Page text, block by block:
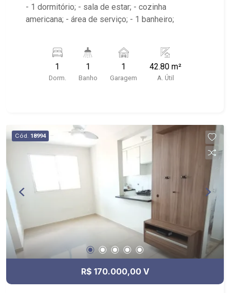
- 1 dormitório; - sala de estar; - cozinha
americana; - área de serviço; - 1 banheiro;
1
Dorm.
1
Banho
1
Garagem
42.80 m²
A. Útil
Cód. 18994
R$ 170.000,00 V